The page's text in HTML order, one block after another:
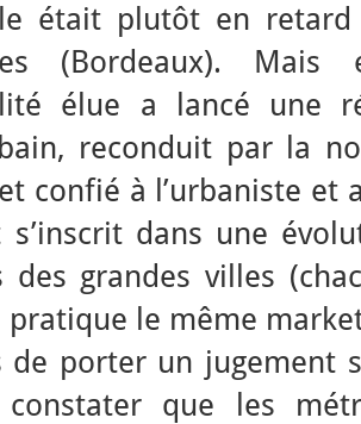
était plutôt en
(Bordeaux).
élue a lancé une
reconduit par la
confié à l’urbaniste et
s’inscrit dans une
des grandes villes
pratique le même
de porter un jugement
que les